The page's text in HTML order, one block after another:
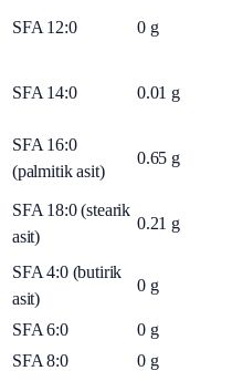
SFA 12:0 0 g
SFA 14:0 0.01 g
SFA 16:0
(palmitik asit)
0.65 g
SFA 18:0 (stearik
asit)
0.21 g
SFA 4:0 (butirik
asit)
0 g
SFA 6:0 0 g
SFA 8:0
0 g